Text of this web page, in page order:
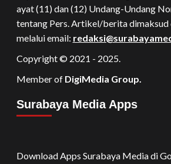
ayat (11) dan (12) Undang-Undang
tentang Pers. Artikel/berita
melalui email:
Copyright © 2021 - 2025.
Member of DigiMedia Group.
Surabaya Media Apps
Download Apps Surabaya Media di